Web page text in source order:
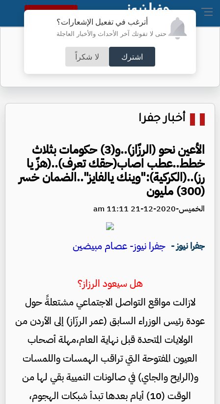
أترغب في تفعيل الإشعارات؟
حتى لا تفوتك آخر الأحداث والأخبار العاجلة
اشترك لا شكراً
النسخة الكاملة
العملاقة
أخبار جفرا
الأعين نحو (الرزّاز)..و(3) حكومات بثلاث
خطط..عطب اصاب(حقك تعرف)..(هزّ يا
رز)..(الكركية):"وينك يالفايز"..الضمان خسر
(300) مليون
الخميس-2020-12-21 11:11 am
جفرا نيوز - جفرا نيوز- عصام مبيضين
هل سيعود الرزاز؟
لازالت مواقع التواصل الاجتماعي مشتعلةً حول
عودة رئيس الوزراء السابق (عمر الرزّاز) إلى الأردن من
الولايات المتحدة قبل نهاية العام،مهلة أصحاب
العيون المفتوحة التي تراقب الهمسات واللمسات
و(الرايح والجاي) في صالونات النميية بقي لها من
الوقت (10) أيام بعدها تبدأ شبكات الهجوم،